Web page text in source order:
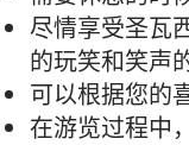
尽情享受圣瓦
的玩笑和笑声
可以根据您的
在游览过程中